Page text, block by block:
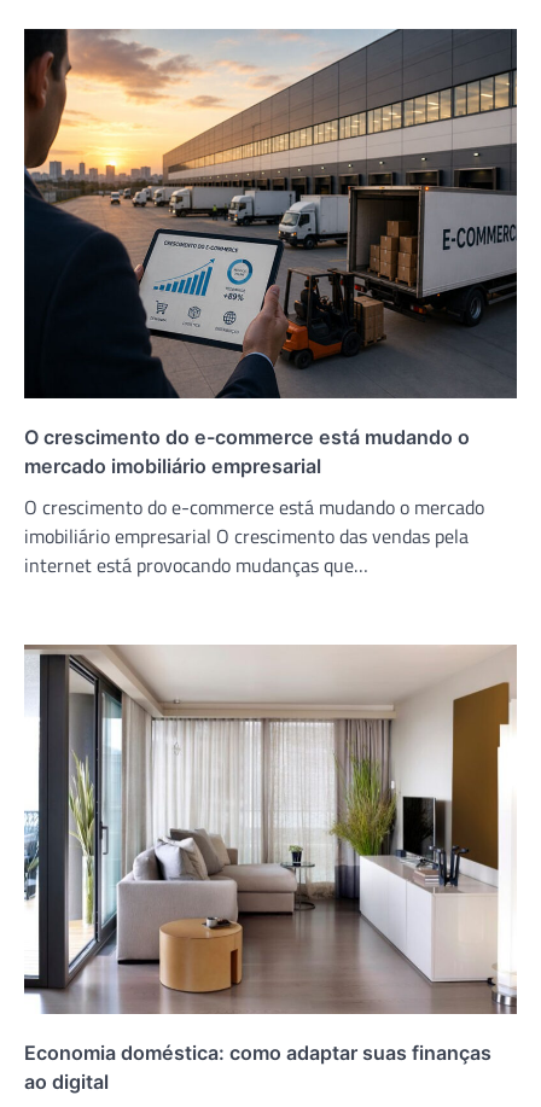
O crescimento do e-commerce está mudando o
mercado imobiliário empresarial
O crescimento do e-commerce está mudando o mercado
imobiliário empresarial O crescimento das vendas pela
internet está provocando mudanças que…
Economia doméstica: como adaptar suas finanças
ao digital